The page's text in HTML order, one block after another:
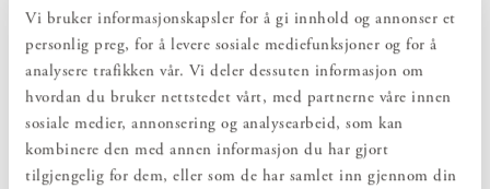
Vi bruker informasjonskapsler for å gi innhold og annonser et
personlig preg, for å levere sosiale mediefunksjoner og for å
analysere trafikken vår. Vi deler dessuten informasjon om
hvordan du bruker nettstedet vårt, med partnerne våre innen
sosiale medier, annonsering og analysearbeid, som kan
kombinere den med annen informasjon du har gjort
tilgjengelig for dem, eller som de har samlet inn gjennom din
Alle kelimtepper du finner hos oss er vevd for hånd og av ull –
hvert teppe er dessuten unikt. Teppene er relativt tynne og kan
med fordel legges på hverandre for å dekke en større gulvflate eller
de kan brukes som veggdekorasjon. Tidløst vakre kelimtepper
tilfører rommet farge, struktur og varme og passer like godt til
moderne som til tradisjonelle og mer avslappede innredninger.
Våre nøye utvalgte kelimtepper fungerer like bra i sofahjørnet i
stuen som under spisestuemøblementet, i kjøkkenet, i
Les mer